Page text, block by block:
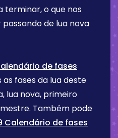
terminar, o que nos
de lua nova
de fases
fases da lua deste
lua nova, primeiro
Também pode
Calendário de fases